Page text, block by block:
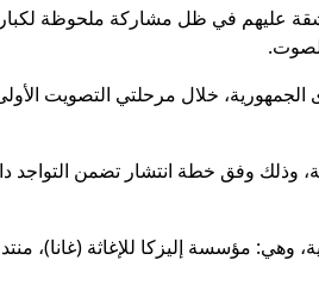
مشقة عليهم في ظل مشاركة ملحوظة
اللجان الفرعية على مستوى الجمهورية، خلال مرحلتي
الأولي، وزيارة (1320) لجنة خلال المرحلة الثانية، وذلك وفق خطة
دوليًا من 16 دولة، يمثلون أربع منظمات دولية، وهي: مؤسسة إليزكا